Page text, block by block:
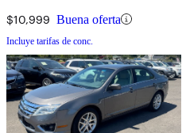
$10,999 Buena oferta
Incluye tarifas de conc.